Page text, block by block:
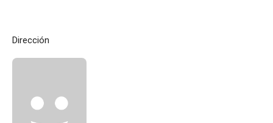
Dirección